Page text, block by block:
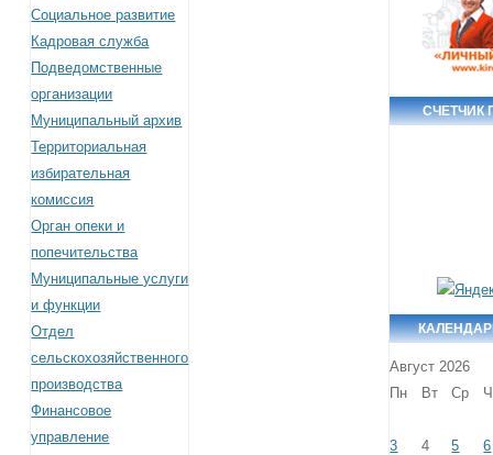
Социальное развитие
Кадровая служба
Подведомственные
организации
Муниципальный архив
Территориальная
избирательная
комиссия
Орган опеки и
попечительства
Муниципальные услуги
и функции
Отдел
сельскохозяйственного
производства
Финансовое
управление
СЧЕТЧИК
Август 2026
Пн
Вт Ср
3 4 5
6